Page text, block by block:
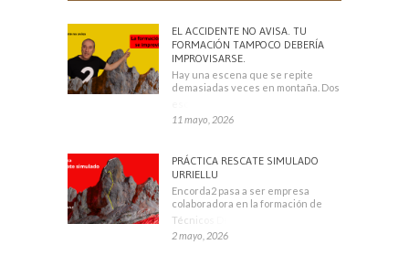
EL ACCIDENTE NO AVISA. TU
FORMACIÓN TAMPOCO DEBERÍA
IMPROVISARSE.
Hay una escena que se repite
demasiadas veces en montaña. Dos
11 mayo, 2026
PRÁCTICA RESCATE SIMULADO
URRIELLU
Encorda2 pasa a ser empresa
colaboradora en la formación de
Técnicos Deportivos
2 mayo, 2026